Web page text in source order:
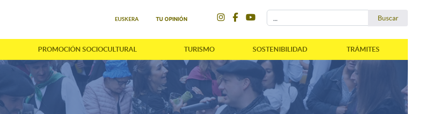
EUSKERA TU OPINIÓN Buscar
PROMOCIÓN SOCIOCULTURAL TURISMO SOSTENIBILIDAD TRÁMITES